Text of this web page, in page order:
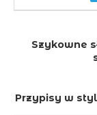
Szykowne
Przypisy w